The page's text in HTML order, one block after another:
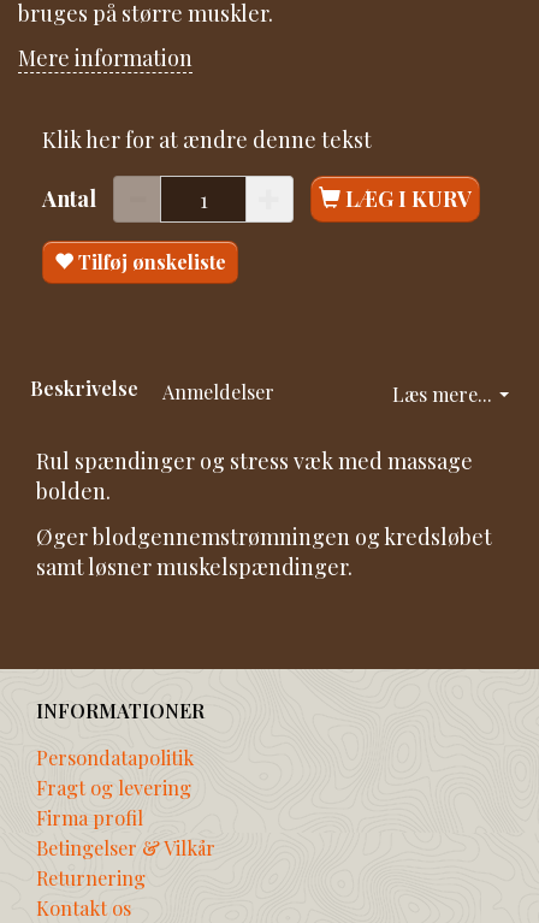
bruges på større muskler.
Mere information
Klik her for at ændre denne tekst
Antal LÆG I KURV
Tilføj ønskeliste
Læs mere...
Beskrivelse Anmeldelser
Rul spændinger og stress væk med massage
bolden.
Øger blodgennemstrømningen og kredsløbet
samt løsner muskelspændinger.
INFORMATIONER
Persondatapolitik
Fragt og levering
Firma profil
Betingelser & Vilkår
Returnering
Kontakt os